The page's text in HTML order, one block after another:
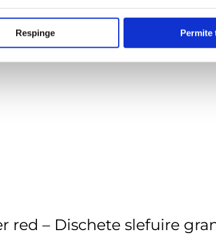
Respinge Permite
red – Dischete slefuire